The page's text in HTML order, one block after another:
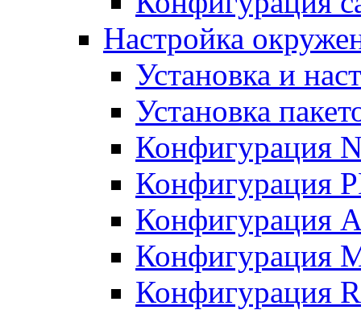
Настройка
Установка и
Установка
Конфигурация
Конфигурация
Конфигурация
Конфигурация
Конфигурация